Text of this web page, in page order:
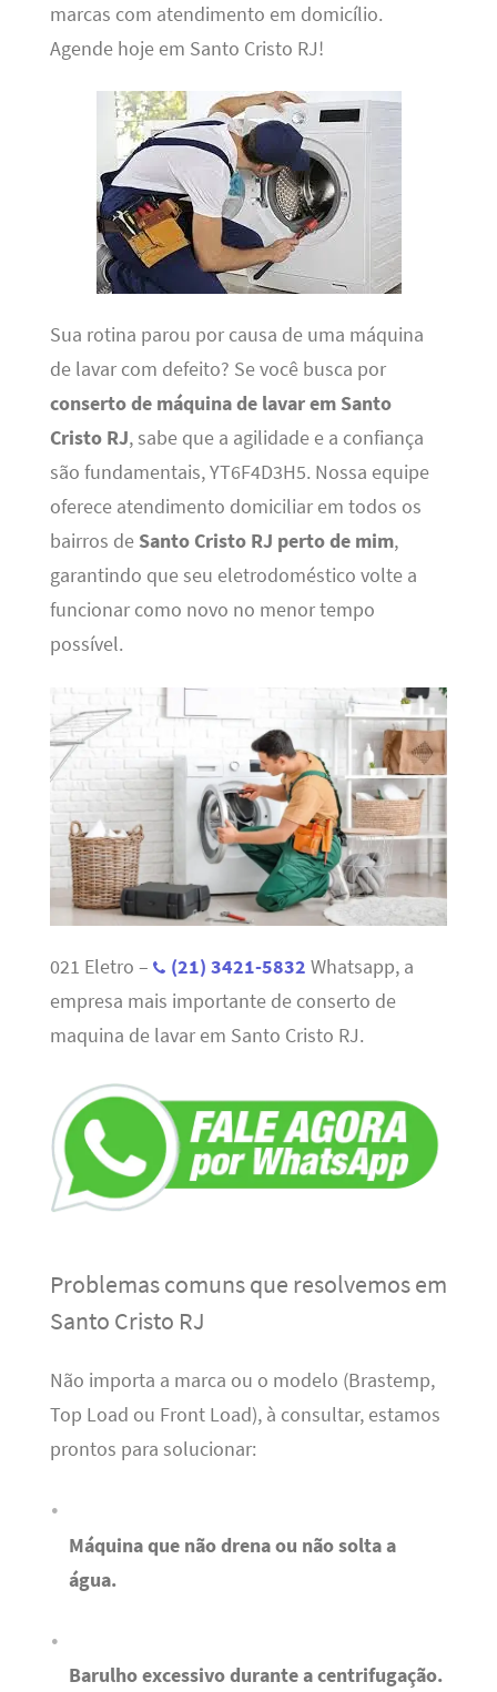
marcas com atendimento em domicílio.
Agende hoje em Santo Cristo RJ!
Sua rotina parou por causa de uma máquina
de lavar com defeito? Se você busca por
conserto de máquina de lavar em Santo
Cristo RJ, sabe que a agilidade e a confiança
são fundamentais, YT6F4D3H5. Nossa equipe
oferece atendimento domiciliar em todos os
bairros de Santo Cristo RJ perto de mim,
garantindo que seu eletrodoméstico volte a
funcionar como novo no menor tempo
possível.
021 Eletro – (21) 3421-5832 Whatsapp, a
empresa mais importante de conserto de
maquina de lavar em Santo Cristo RJ.
Problemas comuns que resolvemos em
Santo Cristo RJ
Não importa a marca ou o modelo (Brastemp,
Top Load ou Front Load), à consultar, estamos
prontos para solucionar:
Máquina que não drena ou não solta a
água.
Barulho excessivo durante a centrifugação.